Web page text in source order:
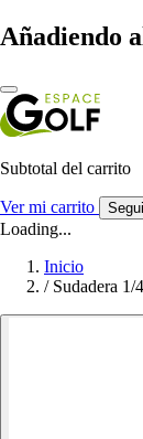
Añadiendo
Subtotal del carrito
Ver mi carrito
Loading...
Inicio
/ Sudadera 1/